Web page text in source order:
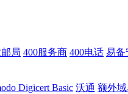
局 400服务商 400电话 易备
Digicert Basic 沃通 额外